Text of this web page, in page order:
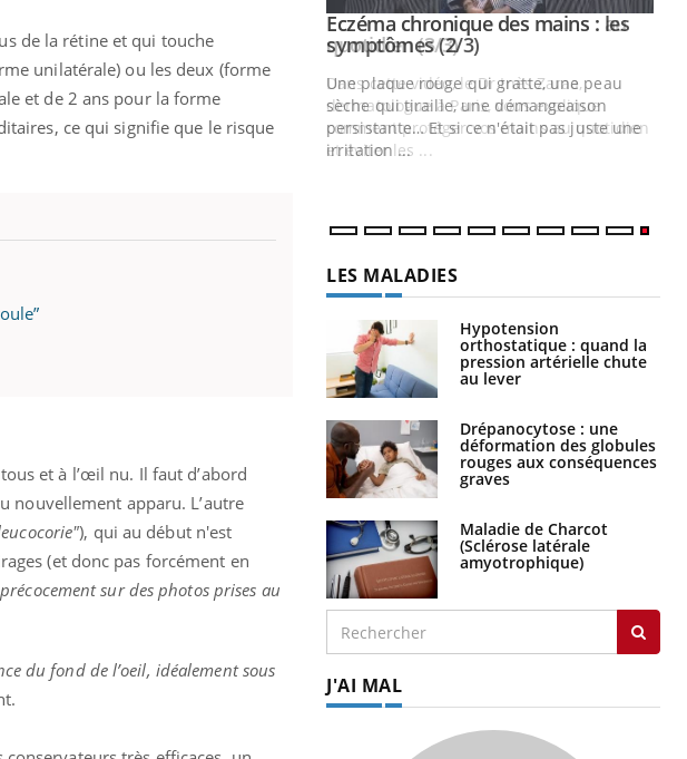
de la rétine et qui touche
unilatérale) ou les deux (forme
et de 2 ans pour la forme
ce qui signifie que le risque
et à l’œil nu. Il faut d’abord
nouvellement apparu. L’autre
), qui au début n'est
(et donc pas forcément en
sur des photos prises au
du fond de l’oeil, idéalement sous
(3/3)Youtube
Dans cette vidéo, le Dr Inès Zaraa,
à Paris, vous explique
protéger vos mains au quotidien
Youtube
Eczéma chronique des mains : les
symptômes (2/3)Youtube
Une plaque rouge qui gratte, une peau
sèche qui tiraille, une démangeaison
persistante… Et si ce n'était pas juste une
irritation ...
LES MALADIES
Hypotension
orthostatique : quand la
pression artérielle chute
au lever
Drépanocytose : une
déformation des globules
rouges aux conséquences
graves
Maladie de Charcot
(Sclérose latérale
amyotrophique)
J'AI MAL